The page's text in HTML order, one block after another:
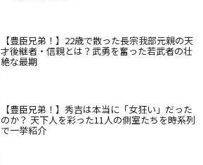
【豊臣兄弟！】22歳で散った長宗我部元親の天
才後継者・信親とは？武勇を奮った若武者の壮
絶な最期
【豊臣兄弟！】秀吉は本当に「女狂い」だった
のか？ 天下人を彩った11人の側室たちを時系列
で一挙紹介